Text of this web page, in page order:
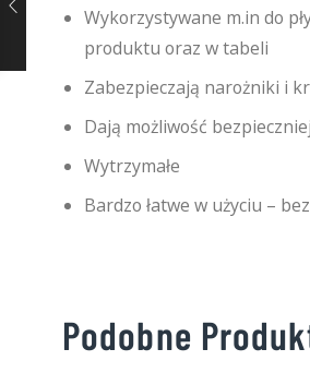
Wykorzystywane m.in do
produktu oraz w tabeli
Zabezpieczają narożniki i
Dają możliwość
Wytrzymałe
Bardzo łatwe w użyciu –
Podobne